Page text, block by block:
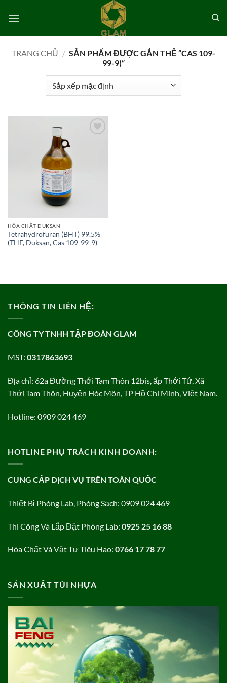
qua
TRANG CHỦ / SẢN PHẨM ĐƯỢC GẮN THẺ “CAS 109-
99-9)”
HÓA CHẤT DUKSAN
Tetrahydrofuran (BHT) 99.5%
(THF, Duksan, Cas 109-99-9)
THÔNG TIN LIÊN HỆ:
CÔNG TY TNHH TẬP ĐOÀN GLAM
MST: 0317863693
Địa chỉ: 62a Đường Thới Tam Thôn 12bis, ấp Thới Tứ, Xã
Thới Tam Thôn, Huyện Hóc Môn, TP Hồ Chí Minh, Việt Nam.
Hotline: 0909 024 469
HOTLINE PHỤ TRÁCH KINH DOANH:
CUNG CẤP DỊCH VỤ TRÊN TOÀN QUỐC
Thiết Bị Phòng Lab, Phòng Sạch: 0909 024 469
Thi Công Và Lắp Đặt Phòng Lab: 0925 25 16 88
Hóa Chất Và Vật Tư Tiêu Hao: 0766 17 78 77
SẢN XUẤT TÚI NHỰA